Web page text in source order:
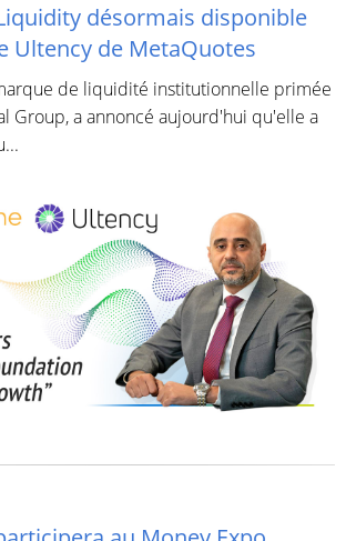
désormais disponible
Ultency de MetaQuotes
de liquidité institutionnelle primée
Group, a annoncé aujourd'hui qu'elle a